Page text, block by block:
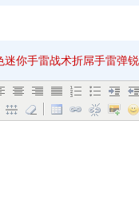
迷你手雷战术折屌手雷弹